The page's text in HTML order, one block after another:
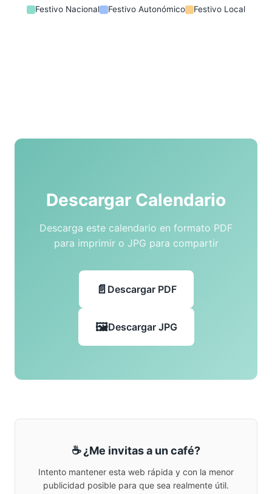
Festivo Nacional Festivo Autonómico Festivo Local
Descargar Calendario
Descarga este calendario en formato PDF
para imprimir o JPG para compartir
Descargar PDF
Descargar JPG
☕ ¿Me invitas a un café?
Intento mantener esta web rápida y con la menor
publicidad posible para que sea realmente útil.